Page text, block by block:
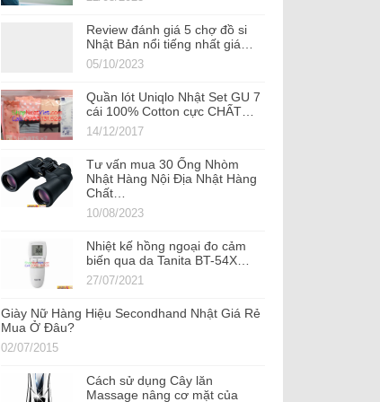
Review đánh giá 5 chợ đồ si
Nhật Bản nổi tiếng nhất giá…
05/10/2023
Quần lót Uniqlo Nhật Set GU 7
cái 100% Cotton cực CHẤT…
14/12/2017
Tư vấn mua 30 Ống Nhòm
Nhật Hàng Nội Địa Nhật Hàng
Chất…
10/08/2023
Nhiệt kế hồng ngoại đo cảm
biến qua da Tanita BT-54X…
27/07/2021
Giày Nữ Hàng Hiệu Secondhand Nhật Giá Rẻ
Mua Ở Đâu?
02/07/2015
Cách sử dụng Cây lăn
Massage nâng cơ mặt của